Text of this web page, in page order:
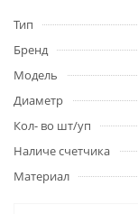
Тип
Бренд
Модель
Диаметр
Кол- во шт/уп
Наличе счетчика
Материал